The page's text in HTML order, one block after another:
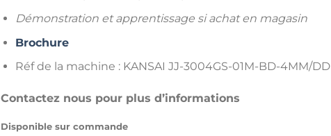
Démonstration et apprentissage si achat en magasin
Brochure
Réf de la machine : KANSAI JJ-3004GS-01M-BD-4MM/DD
Contactez nous pour plus d’informations
Disponible sur commande